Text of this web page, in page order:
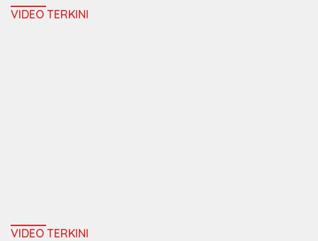
VIDEO TERKINI
VIDEO TERKINI